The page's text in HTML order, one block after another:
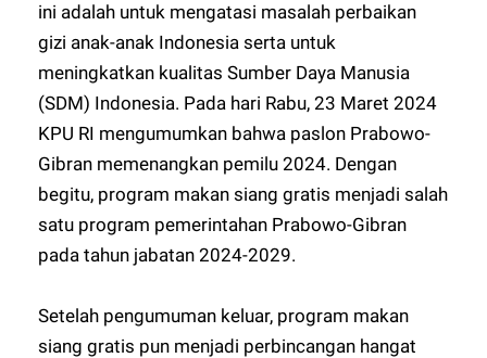
ini adalah untuk mengatasi masalah perbaikan
gizi anak-anak Indonesia serta untuk
meningkatkan kualitas Sumber Daya Manusia
(SDM) Indonesia. Pada hari Rabu, 23 Maret 2024
KPU RI mengumumkan bahwa paslon Prabowo-
Gibran memenangkan pemilu 2024. Dengan
begitu, program makan siang gratis menjadi salah
satu program pemerintahan Prabowo-Gibran
pada tahun jabatan 2024-2029.
Setelah pengumuman keluar, program makan
siang gratis pun menjadi perbincangan hangat